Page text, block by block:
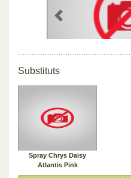
Previous
Substituts
Spray Chrys Daisy
Atlantis Pink